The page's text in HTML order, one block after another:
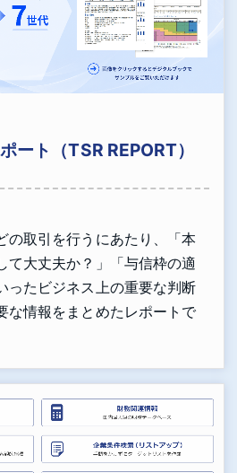
ート（TSR REPORT）
の取引を行うにあたり、「本
て大丈夫か？」「与信枠の適
ったビジネス上の重要な判断
な情報をまとめたレポートで